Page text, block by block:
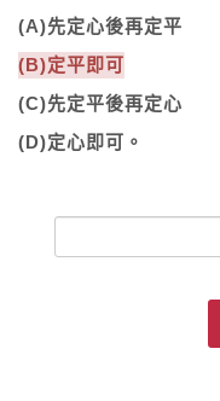
(A)先定心後再定平
(B)定平即可
(C)先定平後再定心
(D)定心即可。